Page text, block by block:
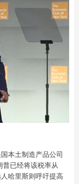
本土制造产品公司
已经将该税率从
哈里斯则呼吁提高